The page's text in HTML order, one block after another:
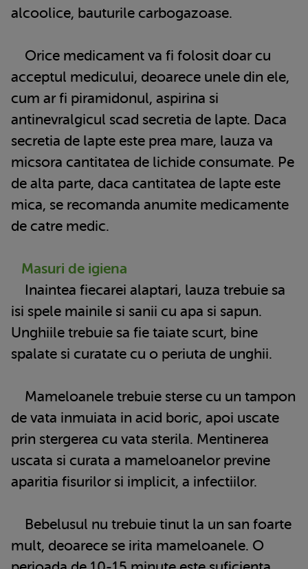
alcoolice, bauturile carbogazoase.
Orice medicament va fi folosit doar cu
acceptul medicului, deoarece unele din ele,
cum ar fi piramidonul, aspirina si
antinevralgicul scad secretia de lapte. Daca
secretia de lapte este prea mare, lauza va
micsora cantitatea de lichide consumate. Pe
de alta parte, daca cantitatea de lapte este
mica, se recomanda anumite medicamente
de catre medic.
Masuri de igiena
Inaintea fiecarei alaptari, lauza trebuie sa
isi spele mainile si sanii cu apa si sapun.
Unghiile trebuie sa fie taiate scurt, bine
spalate si curatate cu o periuta de unghii.
Mameloanele trebuie sterse cu un tampon
de vata inmuiata in acid boric, apoi uscate
prin stergerea cu vata sterila. Mentinerea
uscata si curata a mameloanelor previne
aparitia fisurilor si implicit, a infectiilor.
Bebelusul nu trebuie tinut la un san foarte
mult, deoarece se irita mameloanele. O